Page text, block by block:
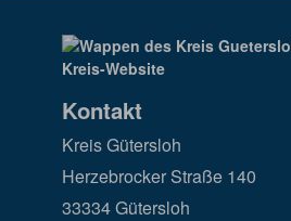
Kontakt
Kreis Gütersloh
Herzebrocker Straße 140
33334 Gütersloh